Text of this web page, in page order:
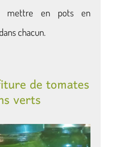
mettre en pots en
chacun.
de tomates
verts